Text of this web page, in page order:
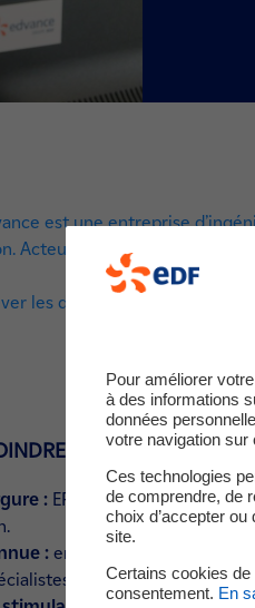
est une entreprise
Acteur clé de la filière
et
les défis énergétiques de
innover
?
: EPR2, construction de
: en intégrant Edvance,
aux compétences
Pour améliorer
à des informations
données
votre navigation sur
Ces technologies
de comprendre, de
choix d’accepter
site.
Certains cookies
consentement. En